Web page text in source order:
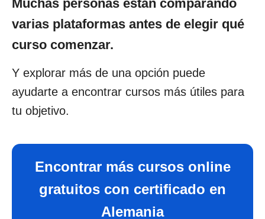
Muchas personas están comparando
varias plataformas antes de elegir qué
curso comenzar.
Y explorar más de una opción puede
ayudarte a encontrar cursos más útiles para
tu objetivo.
Encontrar más cursos online
gratuitos con certificado en
Alemania